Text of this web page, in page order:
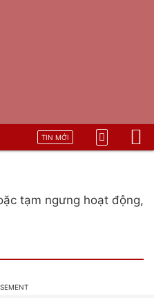
TIN MỚI
tạm ngưng hoạt động,